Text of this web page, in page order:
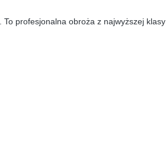
profesjonalna obroża z najwyższej klasy